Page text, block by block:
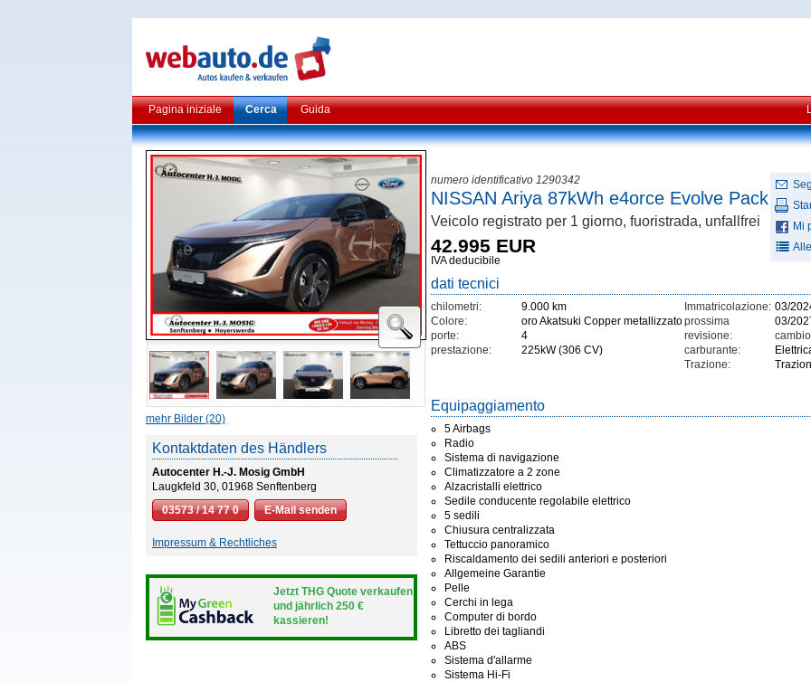
Pagina iniziale Cerca Guida
mehr Bilder (20)
Kontaktdaten des Händlers
Autocenter H.-J. Mosig GmbH
Laugkfeld 30, 01968 Senftenberg
03573 / 14 77 0
E-Mail senden
Impressum & Rechtliches
Jetzt THG Quote verkaufen
und jährlich 250 €
kassieren!
Mi
numero identificativo 1290342
NISSAN Ariya 87kWh e4orce Evolve Pack
Veicolo registrato per 1 giorno, fuoristrada, unfallfrei
42.995 EUR
IVA deducibile
dati tecnici
chilometri:
9.000 km
Colore:
oro Akatsuki Copper metallizzato
porte:
4
prestazione:
225kW (306 CV)
Immatricolazione: 03/
prossima
revisione:
03/
carburante:
Trazione:
Equipaggiamento
5 Airbags
Radio
Sistema di navigazione
Climatizzatore a 2 zone
Alzacristalli elettrico
Sedile conducente regolabile elettrico
5 sedili
Chiusura centralizzata
Tettuccio panoramico
Riscaldamento dei sedili anteriori e posteriori
Allgemeine Garantie
Pelle
Cerchi in lega
Computer di bordo
Libretto dei tagliandi
ABS
Sistema d'allarme
Sistema Hi-Fi